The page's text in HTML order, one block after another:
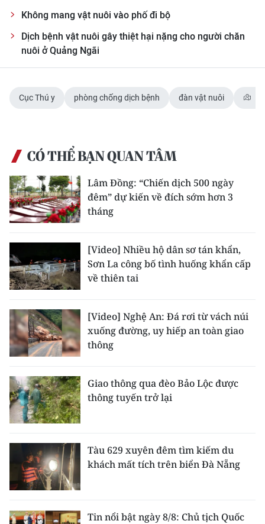
Không mang vật nuôi vào phố đi bộ
Dịch bệnh vật nuôi gây thiệt hại nặng cho người chăn
nuôi ở Quảng Ngãi
Cục Thú y phòng chống dịch bệnh đàn vật nuôi
CÓ THỂ BẠN QUAN TÂM
Lâm Đồng: “Chiến dịch 500 ngày
đêm” dự kiến về đích sớm hơn 3
tháng
[Video] Nhiều hộ dân sơ tán khẩn,
Sơn La công bố tình huống khẩn cấp
về thiên tai
[Video] Nghệ An: Đá rơi từ vách núi
xuống đường, uy hiếp an toàn giao
thông
Giao thông qua đèo Bảo Lộc được
thông tuyến trở lại
Tàu 629 xuyên đêm tìm kiếm du
khách mất tích trên biển Đà Nẵng
Tin nổi bật ngày 8/8: Chủ tịch Quốc